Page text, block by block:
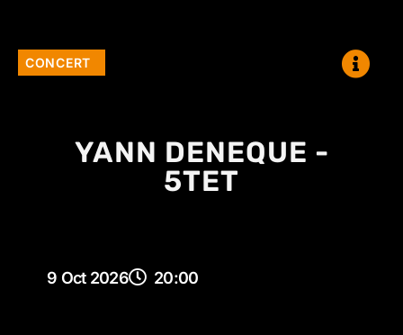
CONCERT
YANN DENEQUE -
5TET
9 Oct 2026 20:00